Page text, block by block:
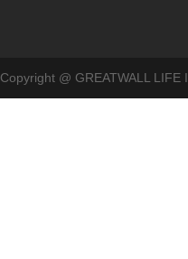
Copyright @ GREATWALL